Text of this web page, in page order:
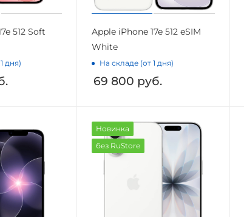
512 Soft
дня)
Apple iPhone 17e 512 eSIM
White
На складе (от 1 дня)
69 800 руб.
Новинка
без RuStore